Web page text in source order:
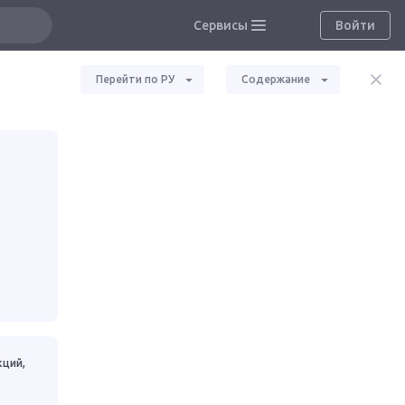
Сервисы Войти
Перейти по РУ Содержание